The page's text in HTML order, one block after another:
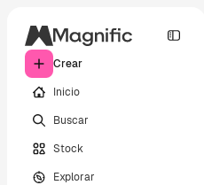
Crear
Inicio
Buscar
Stock
Explorar